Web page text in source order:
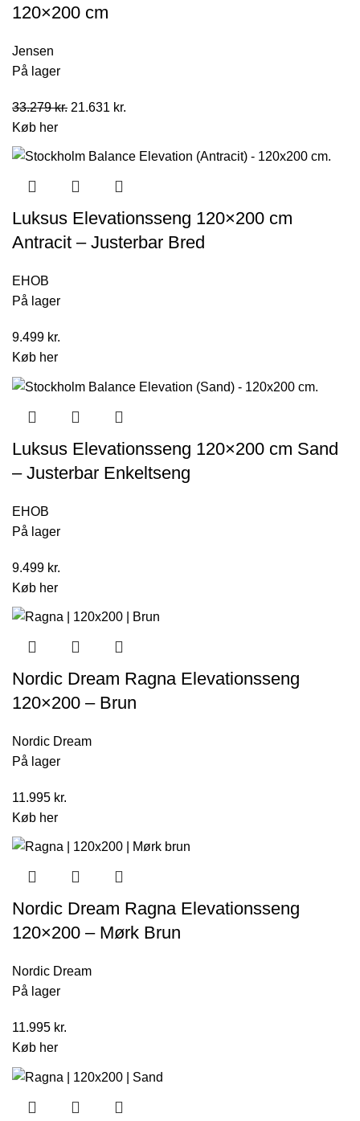
120×200 cm
Jensen
På lager
33.279kr. Den
21.631 kr.
Køb her
Luksus Elevationsseng 120×200 cm
Antracit – Justerbar Bred
EHOB
På lager
9.499 kr.
Køb her
Luksus Elevationsseng 120×200 cm Sand
– Justerbar Enkeltseng
EHOB
På lager
9.499 kr.
Køb her
Nordic Dream Ragna Elevationsseng
120×200 – Brun
Nordic Dream
På lager
11.995 kr.
Køb her
Nordic Dream Ragna Elevationsseng
120×200 – Mørk Brun
Nordic Dream
På lager
11.995 kr.
Køb her